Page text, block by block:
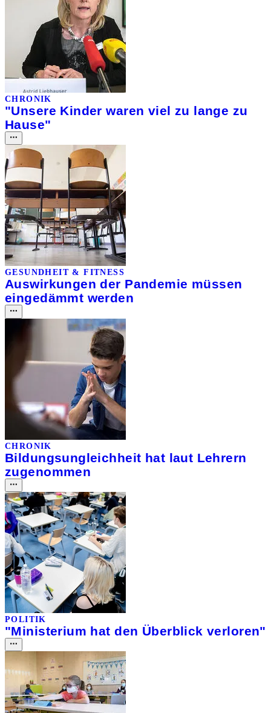
CHRONIK
"Unsere Kinder waren viel zu lange zu
Hause"
GESUNDHEIT & FITNESS
Auswirkungen der Pandemie müssen
eingedämmt werden
CHRONIK
Bildungsungleichheit hat laut Lehrern
zugenommen
POLITIK
"Ministerium hat den Überblick verloren"